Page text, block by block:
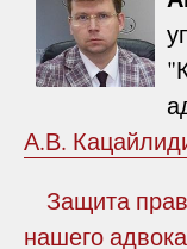
А.В.
Защита
нашего